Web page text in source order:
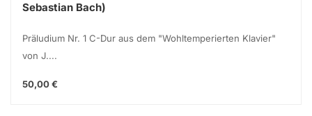
Sebastian Bach)
Präludium Nr. 1 C-Dur aus dem "Wohltemperierten Klavier"
von J....
50,00 €